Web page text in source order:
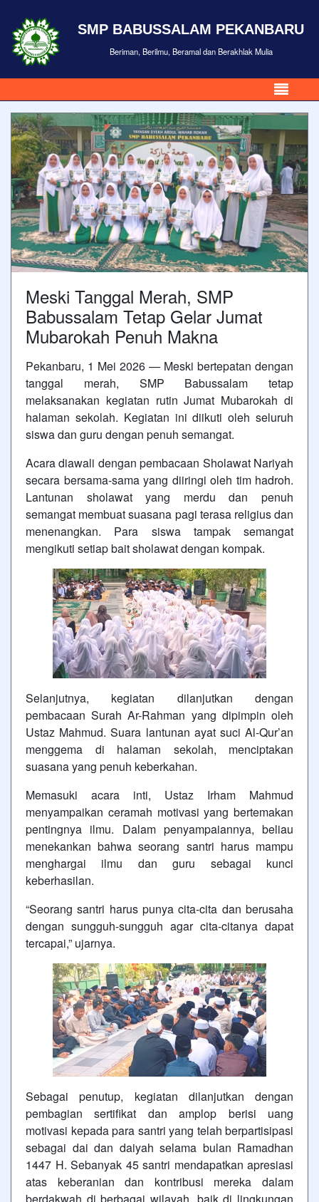
SMP BABUSSALAM PEKANBARU
Beriman, Berilmu, Beramal dan Berakhlak Mulia
Meski Tanggal Merah, SMP
Babussalam Tetap Gelar Jumat
Mubarokah Penuh Makna
Pekanbaru, 1 Mei 2026 — Meski bertepatan dengan
tanggal merah, SMP Babussalam tetap
melaksanakan kegiatan rutin Jumat Mubarokah di
halaman sekolah. Kegiatan ini diikuti oleh seluruh
siswa dan guru dengan penuh semangat.
Acara diawali dengan pembacaan Sholawat Nariyah
secara bersama-sama yang diiringi oleh tim hadroh.
Lantunan sholawat yang merdu dan penuh
semangat membuat suasana pagi terasa religius dan
menenangkan. Para siswa tampak semangat
mengikuti setiap bait sholawat dengan kompak.
Selanjutnya, kegiatan dilanjutkan dengan
pembacaan Surah Ar-Rahman yang dipimpin oleh
Ustaz Mahmud. Suara lantunan ayat suci Al-Qur’an
menggema di halaman sekolah, menciptakan
suasana yang penuh keberkahan.
Memasuki acara inti, Ustaz Irham Mahmud
menyampaikan ceramah motivasi yang bertemakan
pentingnya ilmu. Dalam penyampaiannya, beliau
menekankan bahwa seorang santri harus mampu
menghargai ilmu dan guru sebagai kunci
keberhasilan.
“Seorang santri harus punya cita-cita dan berusaha
dengan sungguh-sungguh agar cita-citanya dapat
tercapai,” ujarnya.
Sebagai penutup, kegiatan dilanjutkan dengan
pembagian sertifikat dan amplop berisi uang
motivasi kepada para santri yang telah berpartisipasi
sebagai dai dan daiyah selama bulan Ramadhan
1447 H. Sebanyak 45 santri mendapatkan apresiasi
atas keberanian dan kontribusi mereka dalam
berdakwah di berbagai wilayah, baik di lingkungan